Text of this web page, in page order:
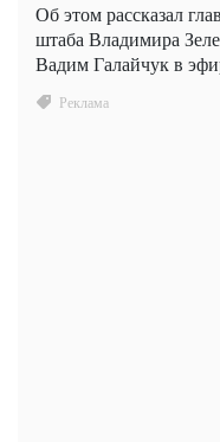
Об этом рассказал
штаба Владимира
Вадим Галайчук в